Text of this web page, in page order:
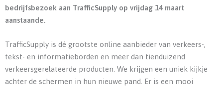
bedrijfsbezoek aan TrafficSupply op vrijdag 14 maart
aanstaande.
TrafficSupply is dé grootste online aanbieder van verkeers-,
tekst- en informatieborden en meer dan tienduizend
verkeersgerelateerde producten. We krijgen een uniek kijkje
achter de schermen in hun nieuwe pand. Er is een mooi